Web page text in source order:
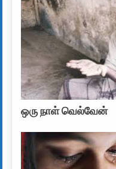
ஒரு நாள் வெல்வேன்